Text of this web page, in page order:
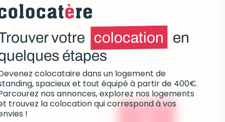
votre colocation
en
étapes
colocataire dans un logement de
spacieux et tout équipé à partir de 400€.
nos annonces, explorez nos logements
trouvez la colocation qui correspond à vos
!
Colocations :